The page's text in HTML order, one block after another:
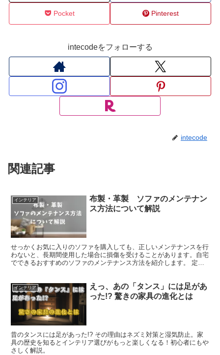
Pocket Pinterest
intecodeをフォローする
intecode
関連記事
インテリア
布製・革製 ソファのメンテナン
ス方法について解説
せっかくお気に入りのソファを購入しても、正しいメンテナンスを行
わないと、長期間使用した場合に損傷を受けることがあります。自宅
でできるおすすめのソファのメンテナンス方法を紹介します。 定期
インテリア
えっ、あの「タンス」には足があ
った!? 驚きの家具の進化とは
昔のタンスには足があった!? その理由はネズミ対策と湿気防止。家
具の歴史を知るとインテリア選びがもっと楽しくなる！初心者にもや
さしく解説。